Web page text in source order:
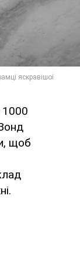
1000
щоб